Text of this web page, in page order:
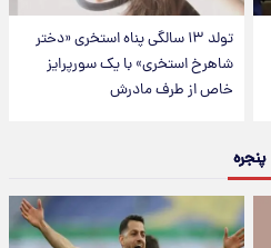
تولد ۱۳ سالگی پناه استخری «دختر
شاهرخ استخری» با یک سورپرایز
خاص از طرف مادرش
پنجره